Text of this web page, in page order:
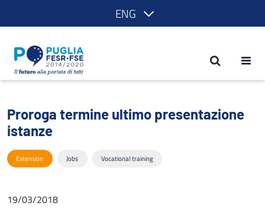
ENG
Proroga termine ultimo presentazione
Proroga termine ultimo presentazione
istanze
Extension Jobs Vocational training
19/03/2018